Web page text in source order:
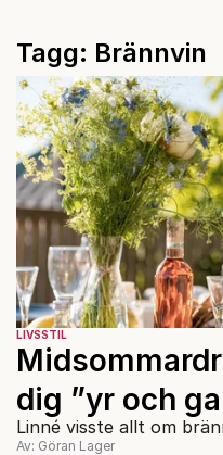
Tagg: Brännvin
LIVSSTIL
dig ”yr och
Linné visste allt om
Av: Göran Lager